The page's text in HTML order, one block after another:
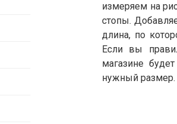
измеряем на
стопы.
длина, по
Если вы
магазине
нужный размер.